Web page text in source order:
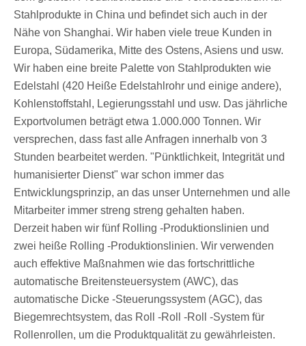
Stahlprodukte in China und befindet sich auch in der
Nähe von Shanghai. Wir haben viele treue Kunden in
Europa, Südamerika, Mitte des Ostens, Asiens und usw.
Wir haben eine breite Palette von Stahlprodukten wie
Edelstahl (420 Heiße Edelstahlrohr und einige andere),
Kohlenstoffstahl, Legierungsstahl und usw. Das jährliche
Exportvolumen beträgt etwa 1.000.000 Tonnen. Wir
versprechen, dass fast alle Anfragen innerhalb von 3
Stunden bearbeitet werden. "Pünktlichkeit, Integrität und
humanisierter Dienst" war schon immer das
Entwicklungsprinzip, an das unser Unternehmen und alle
Mitarbeiter immer streng streng gehalten haben.
Derzeit haben wir fünf Rolling -Produktionslinien und
zwei heiße Rolling -Produktionslinien. Wir verwenden
auch effektive Maßnahmen wie das fortschrittliche
automatische Breitensteuersystem (AWC), das
automatische Dicke -Steuerungssystem (AGC), das
Biegemrechtsystem, das Roll -Roll -Roll -System für
Rollenrollen, um die Produktqualität zu gewährleisten.